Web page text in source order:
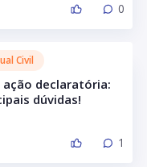
0
Civil
ação declaratória:
dúvidas!
1